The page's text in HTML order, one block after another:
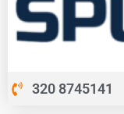
320 8745141